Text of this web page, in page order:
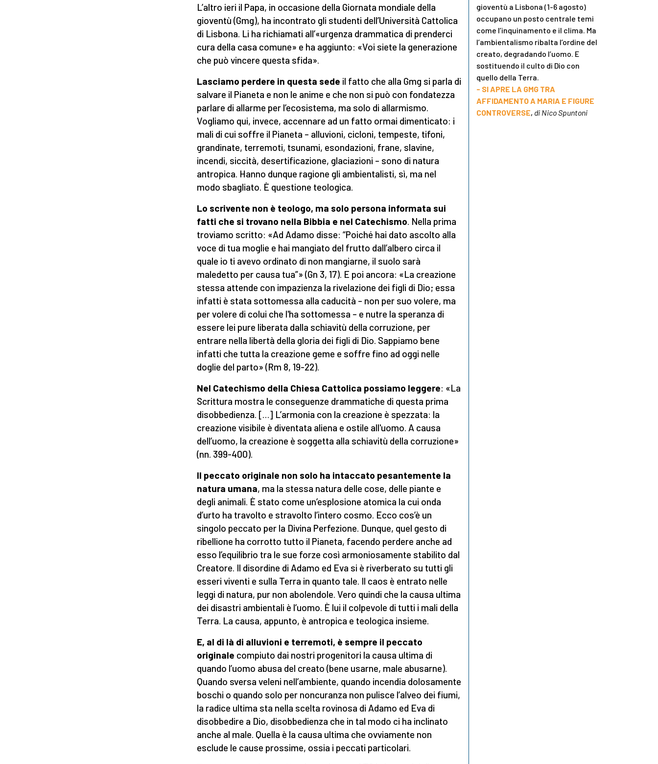
L’altro ieri il Papa, in occasione della Giornata mondiale della
gioventù (Gmg), ha incontrato gli studenti dell’Università Cattolica
di Lisbona. Li ha richiamati all’«urgenza drammatica di prenderci
cura della casa comune» e ha aggiunto: «Voi siete la generazione
che può vincere questa sfida».
Lasciamo perdere in questa sede il fatto che alla Gmg si parla di
salvare il Pianeta e non le anime e che non si può con fondatezza
parlare di allarme per l’ecosistema, ma solo di allarmismo.
Vogliamo qui, invece, accennare ad un fatto ormai dimenticato: i
mali di cui soffre il Pianeta – alluvioni, cicloni, tempeste, tifoni,
grandinate, terremoti, tsunami, esondazioni, frane, slavine,
incendi, siccità, desertificazione, glaciazioni – sono di natura
antropica. Hanno dunque ragione gli ambientalisti, sì, ma nel
modo sbagliato. È questione teologica.
Lo scrivente non è teologo, ma solo persona informata sui
fatti che si trovano nella Bibbia e nel Catechismo. Nella prima
troviamo scritto: «Ad Adamo disse: “Poiché hai dato ascolto alla
voce di tua moglie e hai mangiato del frutto dall’albero circa il
quale io ti avevo ordinato di non mangiarne, il suolo sarà
maledetto per causa tua”» (Gn 3, 17). E poi ancora: «La creazione
stessa attende con impazienza la rivelazione dei figli di Dio; essa
infatti è stata sottomessa alla caducità – non per suo volere, ma
per volere di colui che l'ha sottomessa – e nutre la speranza di
essere lei pure liberata dalla schiavitù della corruzione, per
entrare nella libertà della gloria dei figli di Dio. Sappiamo bene
infatti che tutta la creazione geme e soffre fino ad oggi nelle
doglie del parto» (Rm 8, 19-22).
Nel Catechismo della Chiesa Cattolica possiamo leggere: «La
Scrittura mostra le conseguenze drammatiche di questa prima
disobbedienza. […] L’armonia con la creazione è spezzata: la
creazione visibile è diventata aliena e ostile all'uomo. A causa
dell’uomo, la creazione è soggetta alla schiavitù della corruzione»
(nn. 399-400).
Il peccato originale non solo ha intaccato pesantemente la
natura umana, ma la stessa natura delle cose, delle piante e
degli animali. È stato come un’esplosione atomica la cui onda
d’urto ha travolto e stravolto l’intero cosmo. Ecco cos’è un
singolo peccato per la Divina Perfezione. Dunque, quel gesto di
ribellione ha corrotto tutto il Pianeta, facendo perdere anche ad
esso l’equilibrio tra le sue forze così armoniosamente stabilito dal
Creatore. Il disordine di Adamo ed Eva si è riverberato su tutti gli
esseri viventi e sulla Terra in quanto tale. Il caos è entrato nelle
leggi di natura, pur non abolendole. Vero quindi che la causa ultima
dei disastri ambientali è l’uomo. È lui il colpevole di tutti i mali della
Terra. La causa, appunto, è antropica e teologica insieme.
E, al di là di alluvioni e terremoti, è sempre il peccato
originale compiuto dai nostri progenitori la causa ultima di
quando l’uomo abusa del creato (bene usarne, male abusarne).
Quando sversa veleni nell’ambiente, quando incendia dolosamente
boschi o quando solo per noncuranza non pulisce l’alveo dei fiumi,
la radice ultima sta nella scelta rovinosa di Adamo ed Eva di
disobbedire a Dio, disobbedienza che in tal modo ci ha inclinato
anche al male. Quella è la causa ultima che ovviamente non
esclude le cause prossime, ossia i peccati particolari.
gioventù a Lisbona (1-6 agosto)
occupano un posto centrale temi
come l’inquinamento e il clima. Ma
l’ambientalismo ribalta l’ordine del
creato, degradando l’uomo. E
sostituendo il culto di Dio con
quello della Terra.
- SI APRE LA GMG TRA
AFFIDAMENTO A MARIA E FIGURE
CONTROVERSE, di Nico Spuntoni